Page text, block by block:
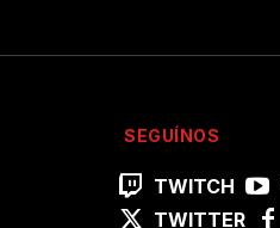
SEGUÍNOS
TWITCH
TWITTER